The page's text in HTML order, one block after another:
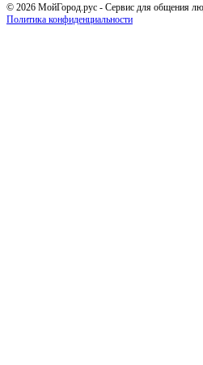
© 2026 МойГород.рус - Cервис для общения
Политика конфиденциальности